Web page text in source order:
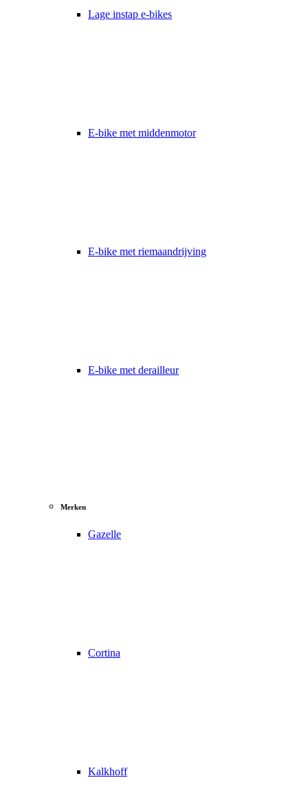
Lage instap e-bikes
E-bike met middenmotor
E-bike met riemaandrijving
E-bike met derailleur
Merken
Gazelle
Cortina
Kalkhoff